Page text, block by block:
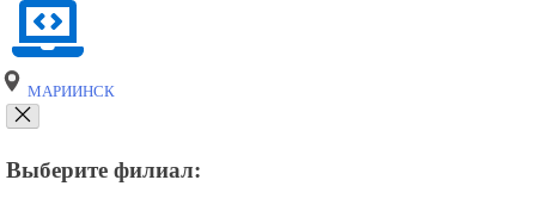
МАРИИНСК
Выберите филиал: